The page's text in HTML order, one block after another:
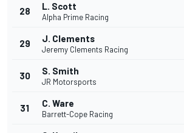
28 L. Scott
Alpha Prime Racing
29 J. Clements
Jeremy Clements Racing
30 S. Smith
JR Motorsports
31 C. Ware
Barrett-Cope Racing